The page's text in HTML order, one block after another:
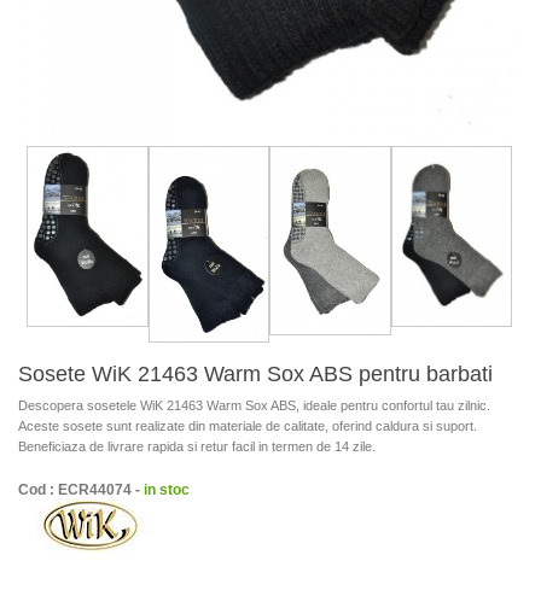
Sosete WiK 21463 Warm Sox ABS pentru barbati
Descopera sosetele WiK 21463 Warm Sox ABS, ideale pentru confortul tau zilnic.
Aceste sosete sunt realizate din materiale de calitate, oferind caldura si suport.
Beneficiaza de livrare rapida si retur facil in termen de 14 zile.
Cod : ECR44074 - in stoc